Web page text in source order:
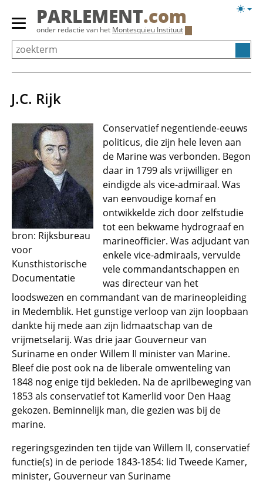
Overslaan
Primair
menu
tonen/verbergen
PARLEMENT.com
onder redactie van het Montesquieu Instituut
J.C. Rijk
bron: Rijksbureau
voor
Kunsthistorische
Documentatie
Conservatief negentiende-eeuws
politicus, die zijn hele leven aan
de Marine was verbonden. Begon
daar in 1799 als vrijwilliger en
eindigde als vice-admiraal. Was
van eenvoudige komaf en
ontwikkelde zich door zelfstudie
tot een bekwame hydrograaf en
marineofficier. Was adjudant van
enkele vice-admiraals, vervulde
vele commandantschappen en
was directeur van het
loodswezen en commandant van de marineopleiding
in Medemblik. Het gunstige verloop van zijn loopbaan
dankte hij mede aan zijn lidmaatschap van de
vrijmetselarij. Was drie jaar Gouverneur van
Suriname en onder Willem II minister van Marine.
Bleef die post ook na de liberale omwenteling van
1848 nog enige tijd bekleden. Na de aprilbeweging van
1853 als conservatief tot Kamerlid voor Den Haag
gekozen. Beminnelijk man, die gezien was bij de
marine.
regeringsgezinden ten tijde van Willem II, conservatief
functie(s) in de periode 1843-1854: lid Tweede Kamer,
minister, Gouverneur van Suriname